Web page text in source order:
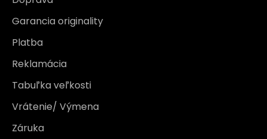
Garancia originality
Platba
Reklamácia
Tabuľka veľkosti
Vrátenie/ Výmena
Záruka